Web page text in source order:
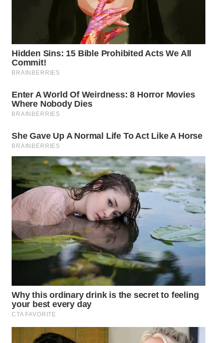
WN DELI
SERDANG
WN
TEBING
TINGGI
WN
PAKPAK
WN
KARAWANG
WN
BEKASI
WN
BOGOR
DEPOK
WN
TAPANULI
UTARA